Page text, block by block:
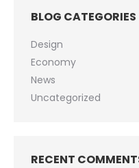
BLOG CATEGORIES
Design
Economy
News
Uncategorized
RECENT